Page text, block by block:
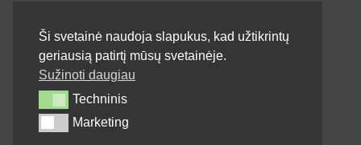
Michelin
Mitas
Pirelli
Shinko
Ši svetainė naudoja slapukus, kad užtikrintų
geriausią patirtį mūsų svetainėje.
Sužinoti daugiau
TechninisTechninis
MarketingMarketing